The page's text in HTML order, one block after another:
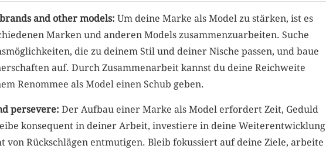
and other models: ‌Um deine Marke als Model zu stärken,​ ist es
Marken und anderen Models zusammenzuarbeiten. Suche
die zu deinem Stil⁤ und deiner Nische passen, und baue
auf. Durch Zusammenarbeit kannst du ⁣deine Reichweite
Renommee als Model einen Schub geben.
⁣persevere: Der Aufbau einer Marke​ als Model​ erfordert ⁢Zeit, Geduld
konsequent in deiner Arbeit, investiere ⁣in deine Weiterentwicklung‍
von Rückschlägen entmutigen. Bleib fokussiert auf deine Ziele, ‌arbeite